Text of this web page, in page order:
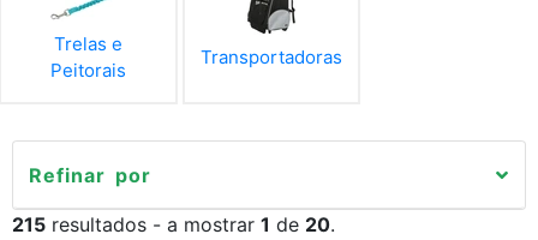
Trelas e
Peitorais
Transportadoras
Refinar por
215 resultados - a mostrar 1 de 20.